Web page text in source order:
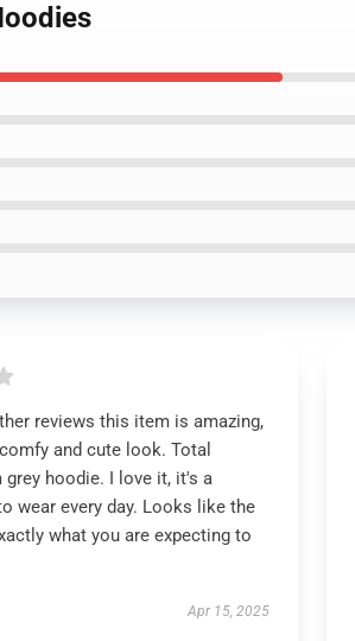
reviews this item is amazing,
and cute look. Total
grey hoodie. I love it, it's a
wear every day. Looks like the
what you are expecting to
Apr 15, 2025